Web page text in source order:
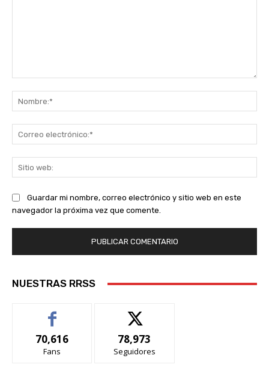
Guardar mi nombre, correo electrónico y sitio web en este
navegador la próxima vez que comente.
NUESTRAS RRSS
70,616
Fans
78,973
Seguidores